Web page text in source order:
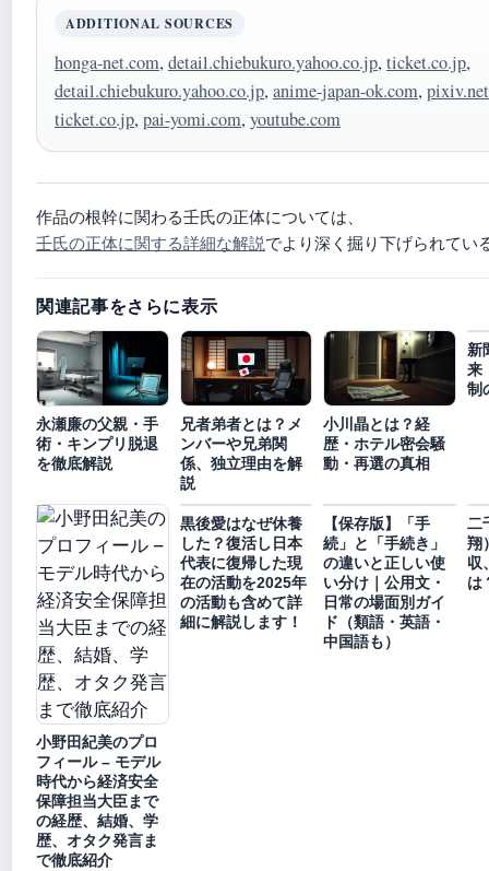
ADDITIONAL SOURCES
honga-net.com, detail.chiebukuro.yahoo.co.jp, ticket.co.jp,
detail.chiebukuro.yahoo.co.jp, anime-japan-ok.com, pixiv.net
ticket.co.jp, pai-yomi.com, youtube.com
作品の根幹に関わる壬氏の正体については、
壬氏の正体に関する詳細な解説でより深く掘り下げられてい
関連記事をさらに表示
永瀬廉の父親・手
術・キンプリ脱退
を徹底解説
兄者弟者とは？メ
ンバーや兄弟関
係、独立理由を解
説
小川晶とは？経
歴・ホテル密会騒
動・再選の真相
新
来
制
小野田紀美のプロ
フィール – モデル
時代から経済安全
保障担当大臣まで
の経歴、結婚、学
歴、オタク発言ま
で徹底紹介
黒後愛はなぜ休養
した？復活し日本
代表に復帰した現
在の活動を2025年
の活動も含めて詳
細に解説します！
【保存版】「手
続」と「手続き」
の違いと正しい使
い分け｜公用文・
日常の場面別ガイ
ド（類語・英語・
中国語も）
二
翔
収
は